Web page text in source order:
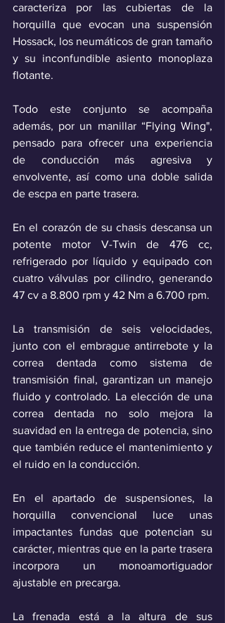
caracteriza por las cubiertas de la
horquilla que evocan una suspensión
Hossack, los neumáticos de gran tamaño
y su inconfundible asiento monoplaza
flotante.
Todo este conjunto se acompaña
además, por un manillar “Flying Wing",
pensado para ofrecer una experiencia
de conducción más agresiva y
envolvente, así como una doble salida
de escpa en parte trasera.
En el corazón de su chasis descansa un
potente motor V-Twin de 476 cc,
refrigerado por líquido y equipado con
cuatro válvulas por cilindro, generando
47 cv a 8.800 rpm y 42 Nm a 6.700 rpm.
La transmisión de seis velocidades,
junto con el embrague antirrebote y la
correa dentada como sistema de
transmisión final, garantizan un manejo
fluido y controlado. La elección de una
correa dentada no solo mejora la
suavidad en la entrega de potencia, sino
que también reduce el mantenimiento y
el ruido en la conducción.
En el apartado de suspensiones, la
horquilla convencional luce unas
impactantes fundas que potencian su
carácter, mientras que en la parte trasera
incorpora un monoamortiguador
ajustable en precarga.
La frenada está a la altura de sus